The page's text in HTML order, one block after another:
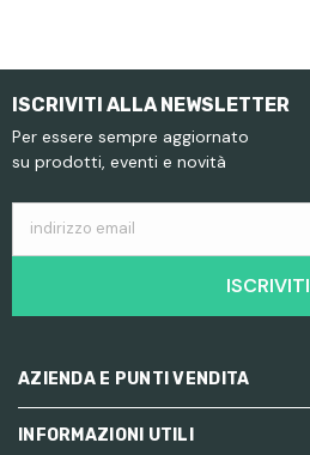
ISCRIVITI ALLA NEWSLETTER
Per essere sempre aggiornato
su prodotti, eventi e novità
indirizzo email
ISCRIVITI
AZIENDA E PUNTI VENDITA
INFORMAZIONI UTILI